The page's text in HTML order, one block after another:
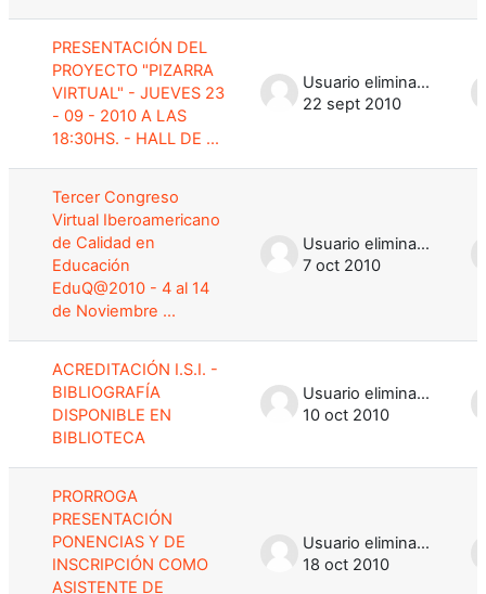
PRESENTACIÓN DEL
PROYECTO "PIZARRA
VIRTUAL" - JUEVES 23
- 09 - 2010 A LAS
18:30HS. - HALL DE ...
Usuario eliminado
22 sept 2010
Tercer Congreso
Virtual Iberoamericano
de Calidad en
Educación
EduQ@2010 - 4 al 14
de Noviembre ...
Usuario eliminado
7 oct 2010
ACREDITACIÓN I.S.I. -
BIBLIOGRAFÍA
DISPONIBLE EN
BIBLIOTECA
Usuario eliminado
10 oct 2010
PRORROGA
PRESENTACIÓN
PONENCIAS Y DE
INSCRIPCIÓN COMO
ASISTENTE DE
Usuario eliminado
18 oct 2010